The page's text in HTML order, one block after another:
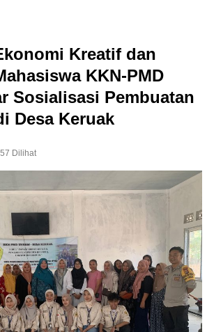
Kreatif dan
KKN-PMD
Sosialisasi Pembuatan
Desa Keruak
Dilihat